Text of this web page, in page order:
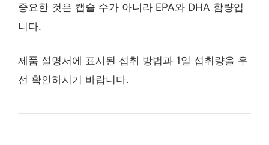
중요한 것은 캡슐 수가 아니라 EPA와 DHA 함량입
니다.
제품 설명서에 표시된 섭취 방법과 1일 섭취량을 우
선 확인하시기 바랍니다.